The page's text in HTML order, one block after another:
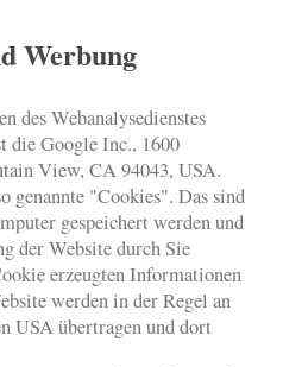
Werbung
des Webanalysedienstes
die Google Inc., 1600
View, CA 94043, USA.
genannte "Cookies". Das sind
gespeichert werden und
der Website durch Sie
erzeugten Informationen
werden in der Regel an
USA übertragen und dort